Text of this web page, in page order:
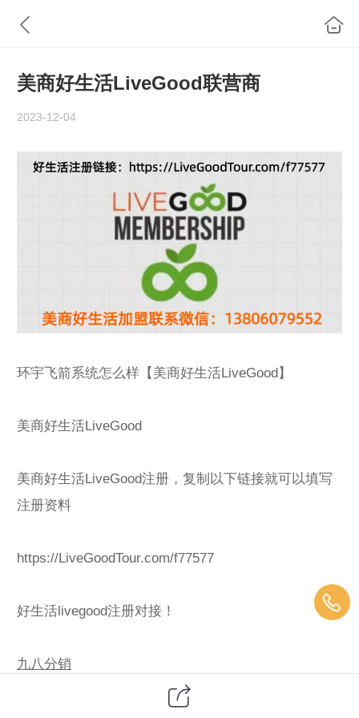
美商好生活LiveGood联营商
2023-12-04
环宇飞箭系统怎么样【美商好生活LiveGood】
美商好生活LiveGood
美商好生活LiveGood注册，复制以下链接就可以填写
注册资料
https://LiveGoodTour.com/f77577
好生活livegood注册对接！
九八分销